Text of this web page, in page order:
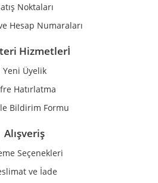
Gönder
Noktaları
Hesap Numaraları
Hizmetlerİ
Yeni Üyelik
Hatırlatma
Bildirim Formu
Alışveriş
Seçenekleri
ve İade